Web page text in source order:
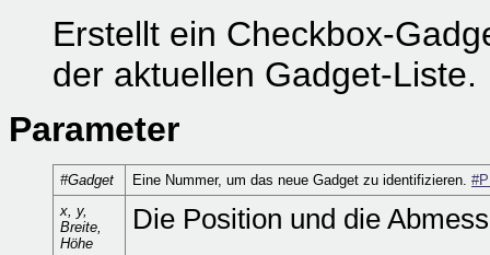
Erstellt ein Checkbox-
der aktuellen Gadget-Liste.
Parameter
#Gadget Eine Nummer, um das neue Gadget zu identifizieren.
x, y,
Breite,
Höhe
Die Position und die